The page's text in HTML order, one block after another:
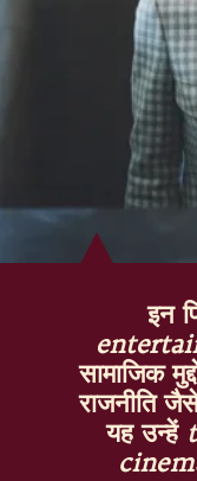
इन
सामाजिक
राजनीति
यह उन्हें